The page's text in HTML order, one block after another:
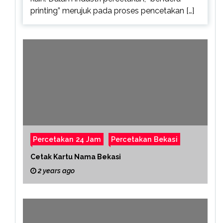
printing” merujuk pada proses pencetakan […]
Percetakan 24 Jam Percetakan Bekasi
Cetak Kartu Nama Bekasi
2 years ago